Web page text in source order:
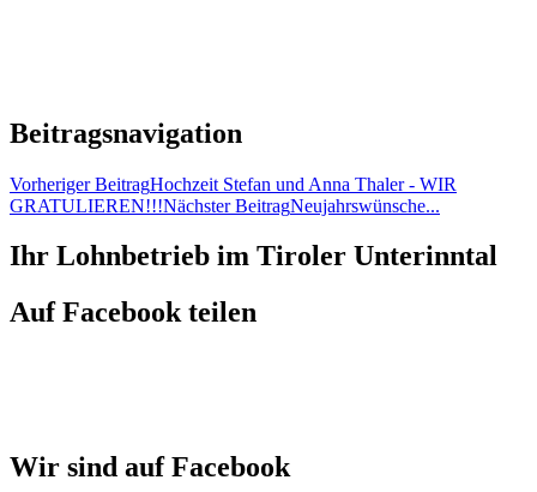
Beitragsnavigation
Vorheriger BeitragHochzeit Stefan und Anna Thaler - WIR
GRATULIEREN!!!Nächster BeitragNeujahrswünsche...
Ihr Lohnbetrieb im Tiroler Unterinntal
Auf Facebook teilen
Wir sind auf Facebook